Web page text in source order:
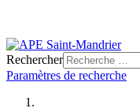
Rechercher
Paramètres de recherche